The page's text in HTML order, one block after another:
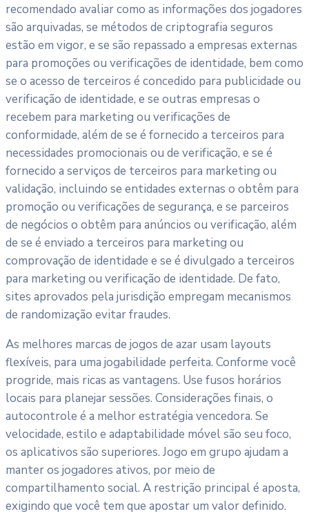
recomendado avaliar como as informações dos jogadores
são arquivadas, se métodos de criptografia seguros
estão em vigor, e se são repassado a empresas externas
para promoções ou verificações de identidade, bem como
se o acesso de terceiros é concedido para publicidade ou
verificação de identidade, e se outras empresas o
recebem para marketing ou verificações de
conformidade, além de se é fornecido a terceiros para
necessidades promocionais ou de verificação, e se é
fornecido a serviços de terceiros para marketing ou
validação, incluindo se entidades externas o obtêm para
promoção ou verificações de segurança, e se parceiros
de negócios o obtêm para anúncios ou verificação, além
de se é enviado a terceiros para marketing ou
comprovação de identidade e se é divulgado a terceiros
para marketing ou verificação de identidade. De fato,
sites aprovados pela jurisdição empregam mecanismos
de randomização evitar fraudes.
As melhores marcas de jogos de azar usam layouts
flexíveis, para uma jogabilidade perfeita. Conforme você
progride, mais ricas as vantagens. Use fusos horários
locais para planejar sessões. Considerações finais, o
autocontrole é a melhor estratégia vencedora. Se
velocidade, estilo e adaptabilidade móvel são seu foco,
os aplicativos são superiores. Jogo em grupo ajudam a
manter os jogadores ativos, por meio de
compartilhamento social. A restrição principal é aposta,
exigindo que você tem que apostar um valor definido.